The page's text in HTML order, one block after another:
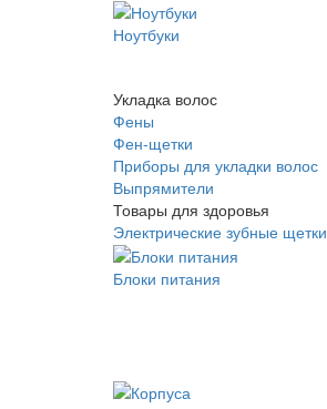
Ноутбуки
Укладка волос
Фены
Фен-щетки
Приборы для укладки волос
Выпрямители
Товары для здоровья
Электрические зубные щетки
Блоки питания